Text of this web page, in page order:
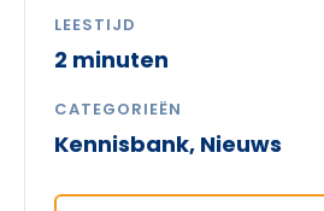
LEESTIJD
2 minuten
CATEGORIEËN
Kennisbank, Nieuws